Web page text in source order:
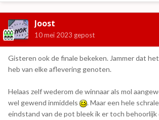
Joost
10 mei 2023 gepost
Gisteren ook de finale bekeken. Jammer dat
heb van elke aflevering genoten.
Helaas zelf wederom de winnaar als mol
wel gewend inmiddels
. Maar een hele
eindstand van de pot bleek ik er toch